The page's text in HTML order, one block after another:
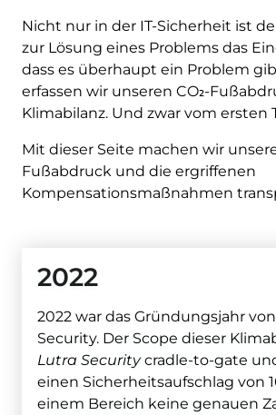
Nicht nur in der IT-Sicherheit ist
zur Lösung eines Problems das
dass es überhaupt ein Problem
erfassen wir unseren CO₂-
Klimabilanz. Und zwar vom ersten
Mit dieser Seite machen wir
Fußabdruck und die ergriffenen
Kompensationsmaßnahmen
2022
2022 war das Gründungsjahr
Security. Der Scope dieser
Lutra Securitycradle-to-gate
einen Sicherheitsaufschlag von
einem Bereich keine genauen